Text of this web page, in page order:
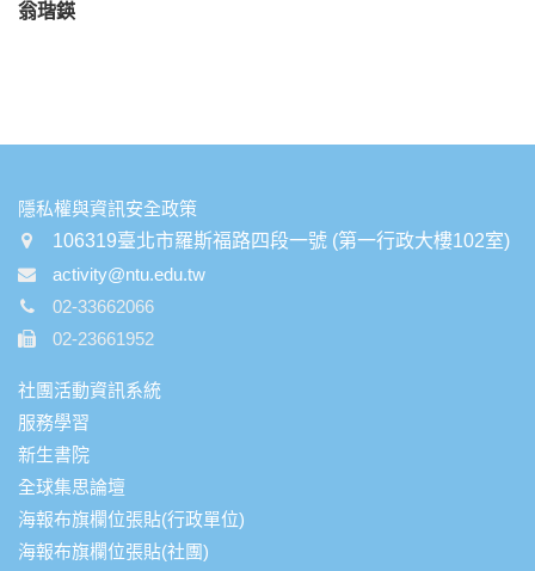
翁瑎鍈
:::
隱私權與資訊安全政策
106319臺北市羅斯福路四段一號 (第一行政大樓102室)
activity@ntu.edu.tw
02-33662066
02-23661952
社團活動資訊系統
服務學習
新生書院
全球集思論壇
海報布旗欄位張貼(行政單位)
海報布旗欄位張貼(社團)